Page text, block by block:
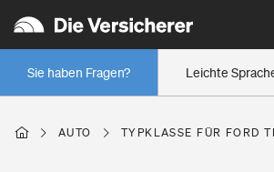
Leichte
Sie haben Fragen?
Wer versichert was: Jetzt Versicherer finden
Regionalklassen: So ist Ihre Region
Wer versichert was: Jetzt Versicherer finden
AUTO TYPKLASSE FÜR FORD